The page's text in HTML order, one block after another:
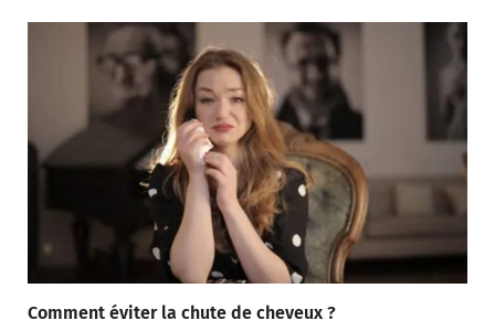
Comment éviter la chute de cheveux ?